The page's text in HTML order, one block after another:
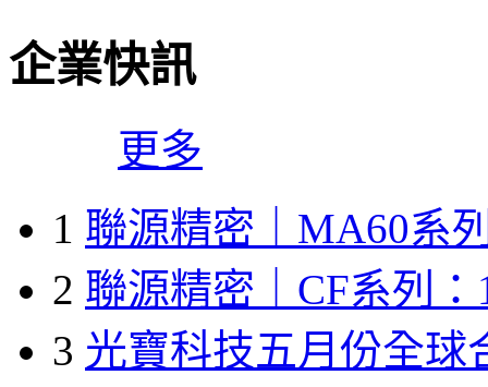
企業快訊
更多
1 聯源精密｜MA60系
2 聯源精密｜CF系列：
3 光寶科技五月份全球